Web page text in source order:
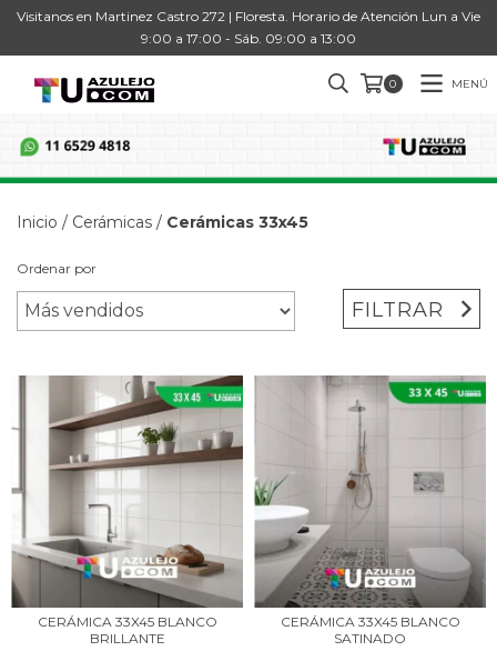
Visitanos en Martinez Castro 272 | Floresta. Horario de Atención Lun a Vie
9:00 a 17:00 - Sáb. 09:00 a 13:00
0 MENÚ
Inicio / Cerámicas / Cerámicas 33x45
Ordenar por
FILTRAR
CERÁMICA 33X45 BLANCO
BRILLANTE
CERÁMICA 33X45 BLANCO
SATINADO